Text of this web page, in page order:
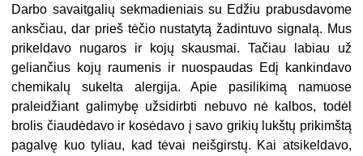
Darbo savaitgalių sekmadieniais su Edžiu prabusdavome
anksčiau, dar prieš tėčio nustatytą žadintuvo signalą. Mus
prikeldavo nugaros ir kojų skausmai. Tačiau labiau už
geliančius kojų raumenis ir nuospaudas Edį kankindavo
chemikalų sukelta alergija. Apie pasilikimą namuose
praleidžiant galimybę užsidirbti nebuvo nė kalbos, todėl
brolis čiaudėdavo ir kosėdavo į savo grikių lukštų prikimštą
pagalvę kuo tyliau, kad tėvai neišgirstų. Kai atsikeldavo,